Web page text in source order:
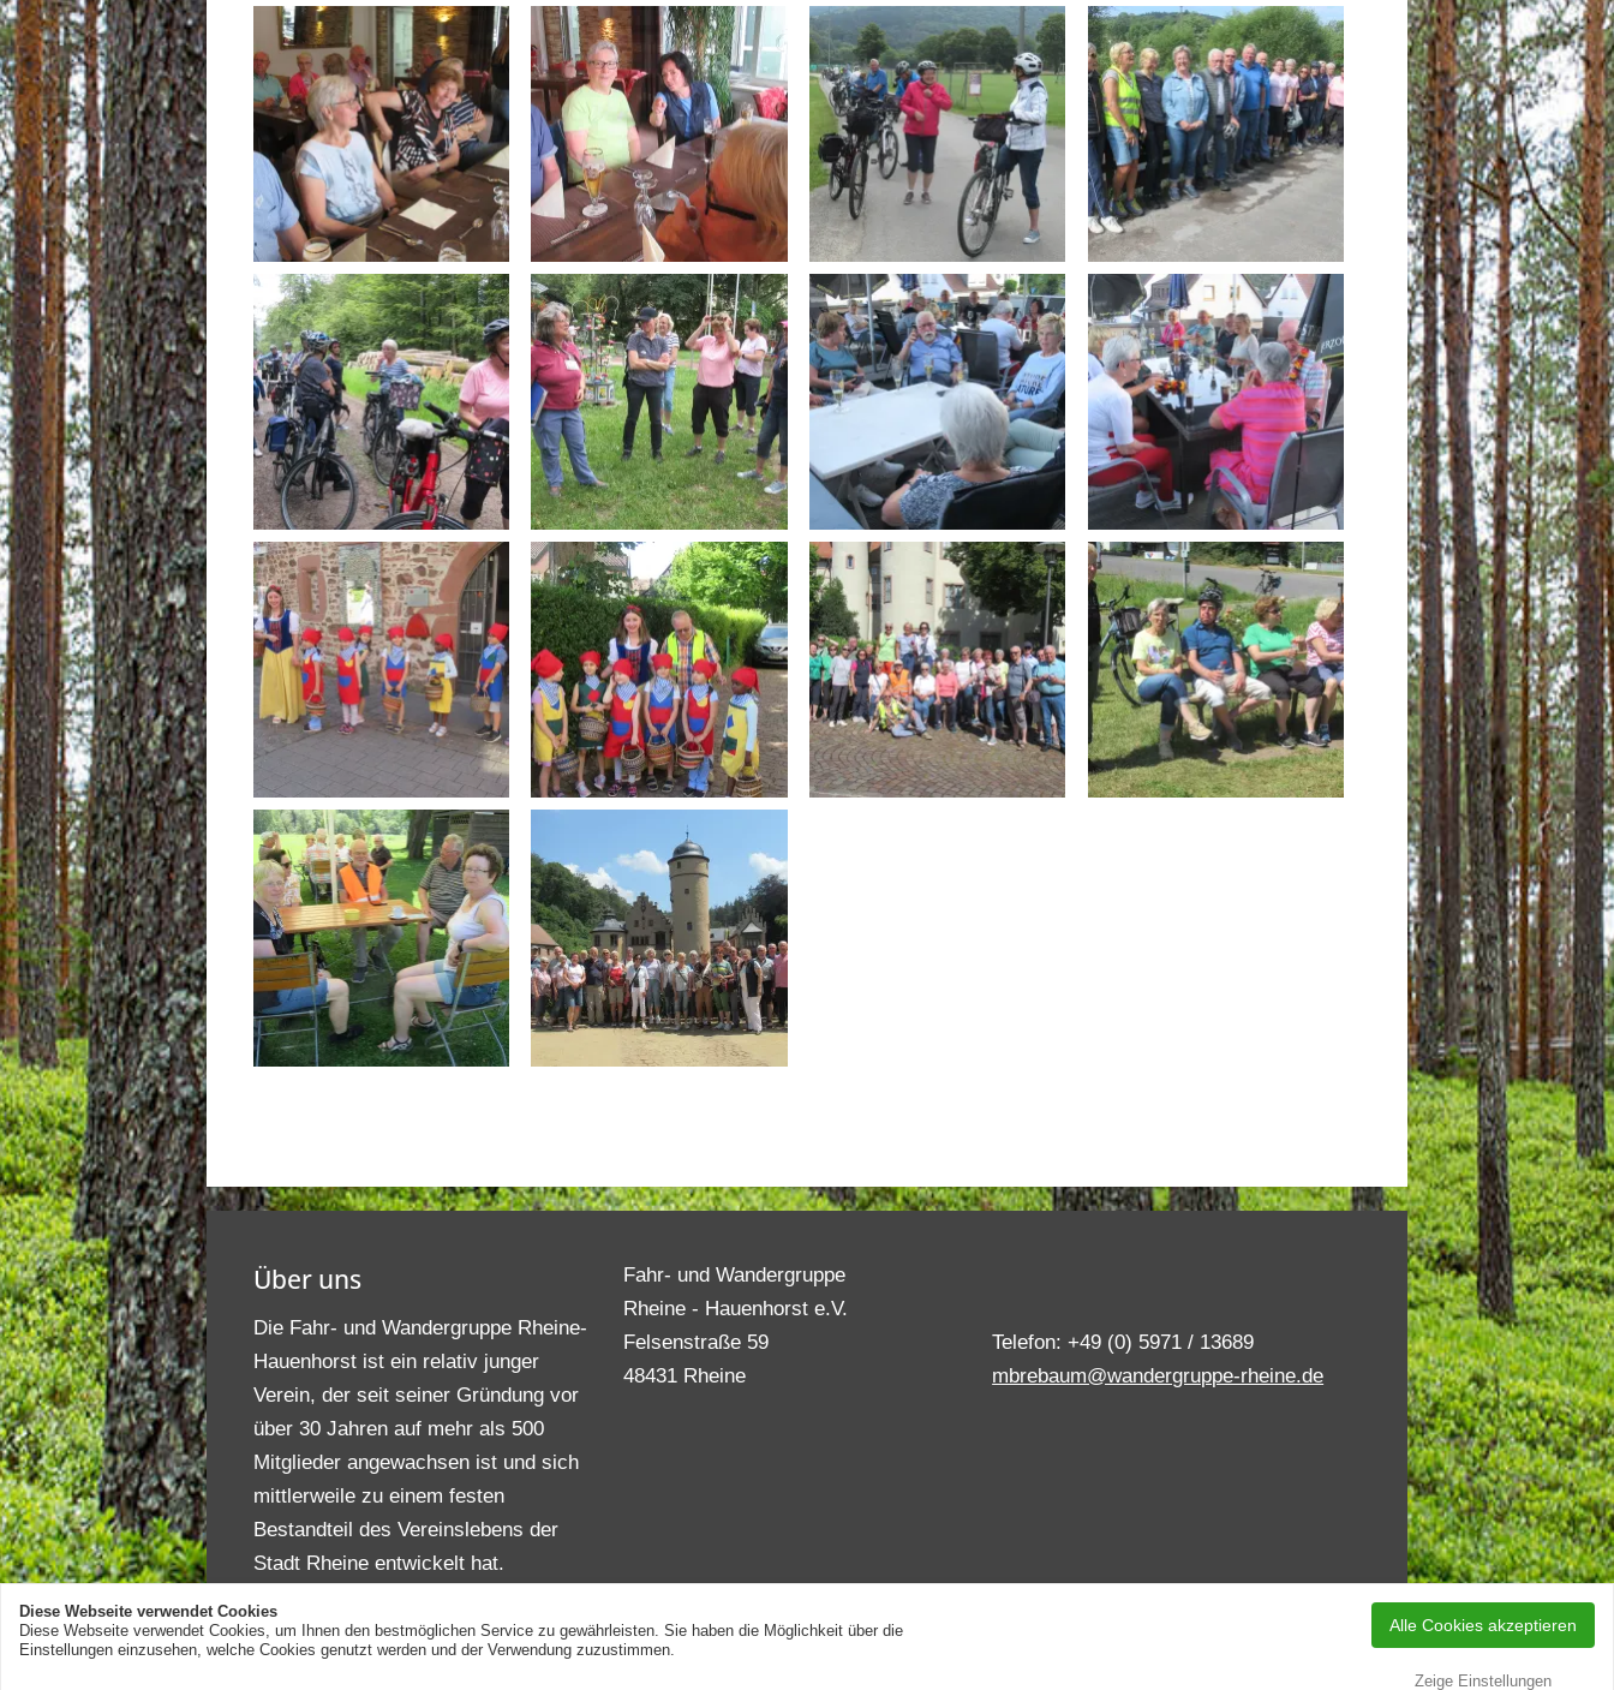
Über uns
Die Fahr- und Wandergruppe Rheine-
Hauenhorst ist ein relativ junger
Verein, der seit seiner Gründung vor
über 30 Jahren auf mehr als 500
Mitglieder angewachsen ist und sich
mittlerweile zu einem festen
Bestandteil des Vereinslebens der
Stadt Rheine entwickelt hat.
Fahr- und Wandergruppe
Rheine - Hauenhorst e.V.
Felsenstraße 59
48431 Rheine
Telefon: +49 (0) 5971 / 13689
mbrebaum@wandergruppe-rheine.de
© 2026 Fahr- und Wandergruppe Rheine - Hauenhorst e.V.
Diese Webseite verwendet Cookies
Diese Webseite verwendet Cookies, um Ihnen den bestmöglichen Service zu gewährleisten. Sie haben die Möglichkeit über die
Einstellungen einzusehen, welche Cookies genutzt werden und der Verwendung zuzustimmen.
Alle Cookies akzeptieren
Zeige Einstellungen